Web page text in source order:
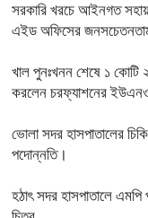
সরকারি খরচে আইনগত
এইড অফিসের
খাল পুনঃখনন শেষে ১ কোটি ২
করলেন চরফ্যাশনের
ভোলা সদর হাসপাতালের
পদোন্নতি।
হঠাৎ সদর হাসপাতালে এমপি